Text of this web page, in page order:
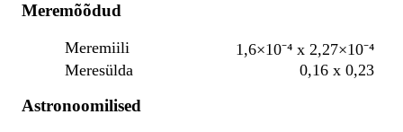
Meremõõdud
Meremiili
1,6×10⁻⁴ x 2,27×10⁻⁴
Meresülda
0,16 x 0,23
Astronoomilised